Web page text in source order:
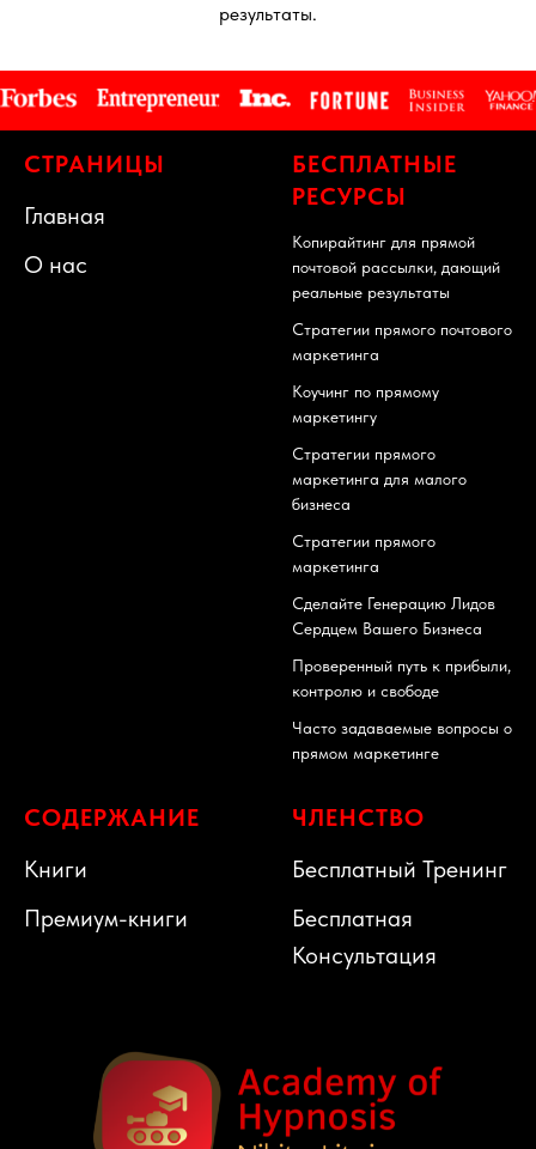
результаты.
СТРАНИЦЫ
Главная
О нас
БЕСПЛАТНЫЕ
РЕСУРСЫ
Копирайтинг для прямой
почтовой рассылки, дающий
реальные результаты
Стратегии прямого почтового
маркетинга
Коучинг по прямому
маркетингу
Стратегии прямого
маркетинга для малого
бизнеса
Стратегии прямого
маркетинга
Сделайте Генерацию Лидов
Сердцем Вашего Бизнеса
Проверенный путь к прибыли,
контролю и свободе
Часто задаваемые вопросы о
прямом маркетинге
СОДЕРЖАНИЕ
Книги
Премиум-книги
ЧЛЕНСТВО
Бесплатный Тренинг
Бесплатная
Консультация